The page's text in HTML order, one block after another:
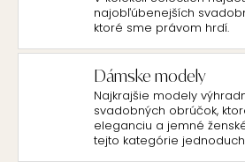
najobľúbenejších
ktoré sme právom hrdí.
Dámske modely
Najkrajšie modely
svadobných obrúčok,
eleganciu a jemné
tejto kategórie